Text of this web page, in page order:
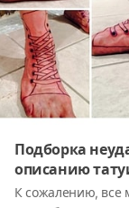
Подборка
описанию
К сожалению, все